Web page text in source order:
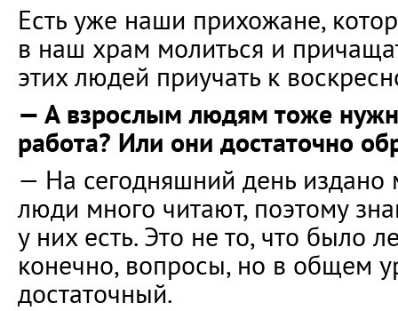
Есть уже наши прихожане,
в наш храм молиться и
этих людей приучать к
— А взрослым людям тоже
работа? Или они достаточно
— На сегодняшний день издано
люди много читают, поэтому
у них есть. Это не то, что было
конечно, вопросы, но в общем
достаточный.